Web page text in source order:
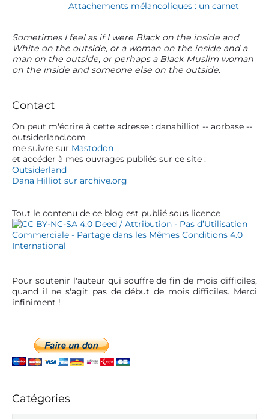
i
o
n
e
l
’
a
r
t
c
l
e
u
s
p
o
t
p
Attachements mélancoliques : un carnet
P
r
i
m
r
y
S
i
d
e
b
Sometimes I feel as if I were Black on the inside and
White on the outside, or a woman on the inside and a
man on the outside, or perhaps a Black Muslim woman
on the inside and someone else on the outside.
Contact
On peut m'écrire à cette adresse : danahilliot -- aorbase --
outsiderland.com
me suivre sur Mastodon
et accéder à mes ouvrages publiés sur ce site :
Outsiderland
Dana Hilliot sur archive.org
Tout le contenu de ce blog est publié sous licence
Pour soutenir l'auteur qui souffre de fin de mois difficiles,
quand il ne s'agit pas de début de mois difficiles. Merci
infiniment !
Catégories